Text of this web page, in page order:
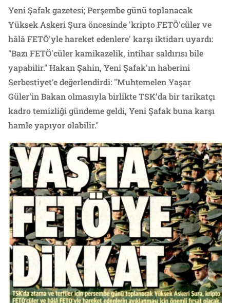
Yeni Şafak gazetesi; Perşembe günü toplanacak
Yüksek Askeri Şura öncesinde 'kripto FETÖ'cüler ve
hâlâ FETÖ'yle hareket edenlere' karşı iktidarı uyardı:
"Bazı FETÖ'cüler kamikazelik, intihar saldırısı bile
yapabilir." Hakan Şahin, Yeni Şafak'ın haberini
Serbestiyet'e değerlendirdi: "Muhtemelen Yaşar
Güler’in Bakan olmasıyla birlikte TSK’da bir tarikatçı
kadro temizliği gündeme geldi, Yeni Şafak buna karşı
hamle yapıyor olabilir."